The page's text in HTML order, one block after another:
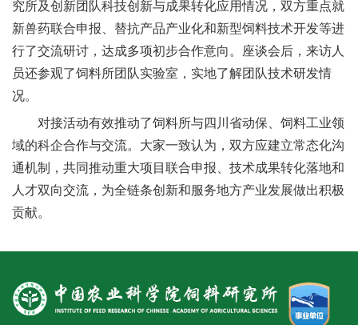
才
伍
究
生
流
究所及创新团队科技创新与成果转化应用情况，双方重点就
新兽药联合申报、替抗产品产业化和新型饲料技术开发等进
行了交流研讨，达成多项初步合作意向。座谈会后，来访人
员还参观了饲料所团队实验室，实地了解团队技术研发情
况。
对接活动有效推动了饲料所与四川省动保、饲料工业领
域的科企合作与交流。大家一致认为，双方应建立常态化沟
通机制，共同推动重大项目联合申报、技术成果转化落地和
人才双向交流，为全链条创新和服务地方产业发展做出积极
贡献。